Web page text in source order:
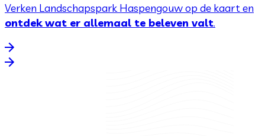
Verken Landschapspark Haspengouw op de kaart en
ontdek wat er allemaal te beleven valt.